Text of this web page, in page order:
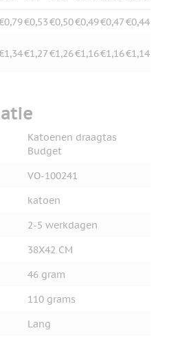
€0,53€0,50€0,49€0,47€0,44
€1,27€1,26€1,16€1,16€1,14
Katoenen draagtas
Budget
VO-100241
katoen
2-5 werkdagen
38X42 CM
46 gram
110 grams
Lang